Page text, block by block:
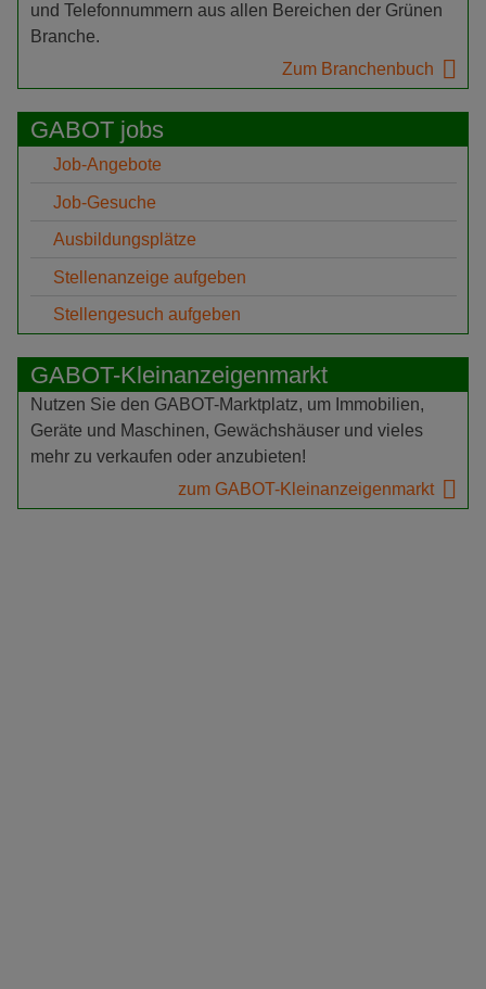
und Telefonnummern aus allen Bereichen der Grünen
Branche.
Zum Branchenbuch
GABOT jobs
Job-Angebote
Job-Gesuche
Ausbildungsplätze
Stellenanzeige aufgeben
Stellengesuch aufgeben
GABOT-Kleinanzeigenmarkt
Nutzen Sie den GABOT-Marktplatz, um Immobilien,
Geräte und Maschinen, Gewächshäuser und vieles
mehr zu verkaufen oder anzubieten!
zum GABOT-Kleinanzeigenmarkt